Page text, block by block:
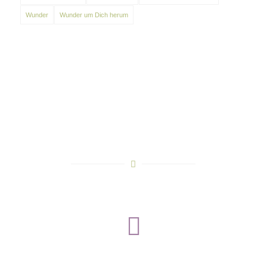
Wunder Wunder um Dich herum
Facebook